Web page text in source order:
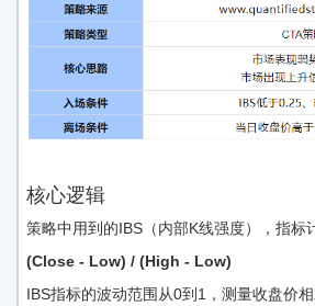
核心逻辑
策略中用到的IBS（内部K线强度），指标
(Close - Low) / (High - Low)
IBS指标的波动范围从0到1，测量收盘价